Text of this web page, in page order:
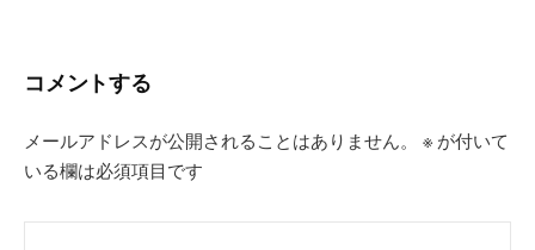
ョ
コメントする
メールアドレスが公開されることはありません。 ※ が付いて
いる欄は必須項目です